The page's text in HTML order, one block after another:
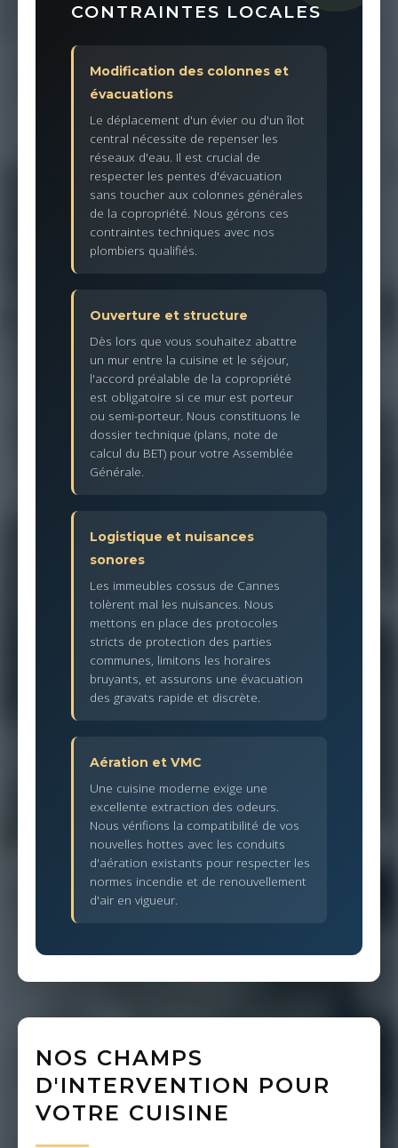
CONTRAINTES LOCALES
Modification des colonnes et
évacuations
Le déplacement d'un évier ou d'un îlot
central nécessite de repenser les
réseaux d'eau. Il est crucial de
respecter les pentes d'évacuation
sans toucher aux colonnes générales
de la copropriété. Nous gérons ces
contraintes techniques avec nos
plombiers qualifiés.
Ouverture et structure
Dès lors que vous souhaitez abattre
un mur entre la cuisine et le séjour,
l'accord préalable de la copropriété
est obligatoire si ce mur est porteur
ou semi-porteur. Nous constituons le
dossier technique (plans, note de
calcul du BET) pour votre Assemblée
Générale.
Logistique et nuisances
sonores
Les immeubles cossus de Cannes
tolèrent mal les nuisances. Nous
mettons en place des protocoles
stricts de protection des parties
communes, limitons les horaires
bruyants, et assurons une évacuation
des gravats rapide et discrète.
Aération et VMC
Une cuisine moderne exige une
excellente extraction des odeurs.
Nous vérifions la compatibilité de vos
nouvelles hottes avec les conduits
d'aération existants pour respecter les
normes incendie et de renouvellement
d'air en vigueur.
NOS CHAMPS
D'INTERVENTION POUR
VOTRE CUISINE